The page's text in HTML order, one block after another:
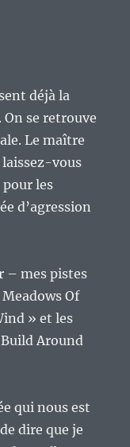
déjà la
se retrouve
Le maître
vous
pour les
d’agression
– mes pistes
Of
» et les
Around
qui nous est
dire que je